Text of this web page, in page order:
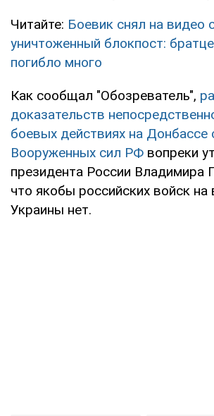
Читайте: Боевик снял на видео
уничтоженный блокпост:
погибло много
Как сообщал "Обозреватель",
доказательств
боевых действиях на Донбассе
Вооруженных сил РФ вопреки
президента России Владимира
что якобы российских войск на
Украины нет.